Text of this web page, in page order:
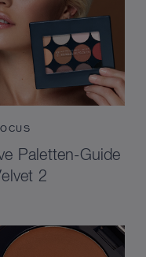
Paletten-Guide
2